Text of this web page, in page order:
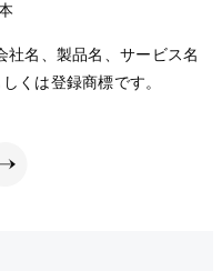
社名、製品名、サービス名
くは登録商標です。